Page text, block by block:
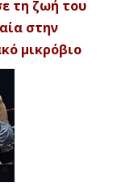
τη ζωή του
στην
μικρόβιο